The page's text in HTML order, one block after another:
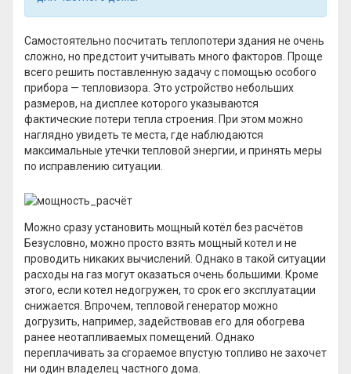
Самостоятельно посчитать теплопотери здания не очень
сложно, но предстоит учитывать много факторов. Проще
всего решить поставленную задачу с помощью особого
прибора — тепловизора. Это устройство небольших
размеров, на дисплее которого указываются
фактические потери тепла строения. При этом можно
наглядно увидеть те места, где наблюдаются
максимальные утечки тепловой энергии, и принять меры
по исправлению ситуации.
Можно сразу установить мощный котёл без расчётов
Безусловно, можно просто взять мощный котел и не
проводить никаких вычислений. Однако в такой ситуации
расходы на газ могут оказаться очень большими. Кроме
этого, если котел недогружен, то срок его эксплуатации
снижается. Впрочем, тепловой генератор можно
догрузить, например, задействовав его для обогрева
ранее неотапливаемых помещений. Однако
переплачивать за сгораемое впустую топливо не захочет
ни один владелец частного дома.